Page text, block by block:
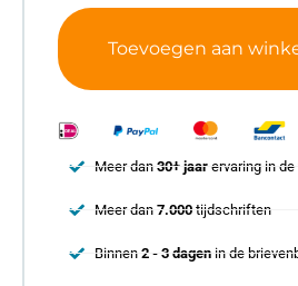
Toevoegen aan
Meer dan 30+ jaarervaring in
Meer dan 7.000tijdschriften
Binnen 2 - 3 dagenin de